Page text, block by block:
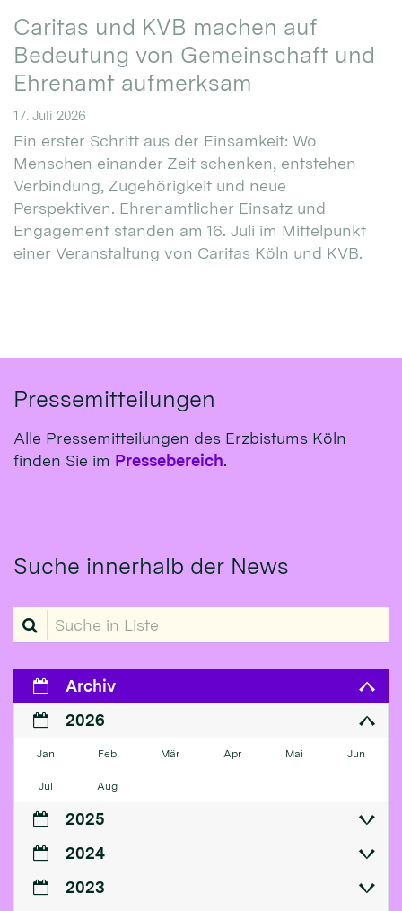
Caritas und KVB machen auf
Bedeutung von Gemeinschaft und
Ehrenamt aufmerksam
17. Juli 2026
Ein erster Schritt aus der Einsamkeit: Wo
Menschen einander Zeit schenken, entstehen
Verbindung, Zugehörigkeit und neue
Perspektiven. Ehrenamtlicher Einsatz und
Engagement standen am 16. Juli im Mittelpunkt
einer Veranstaltung von Caritas Köln und KVB.
Pressemitteilungen
Alle Pressemitteilungen des Erzbistums Köln
finden Sie im Pressebereich.
Suche innerhalb der News
Suche in Liste
Archiv
2026
Jan Feb Mär Apr Mai Jun
Jul Aug
2025
2024
2023